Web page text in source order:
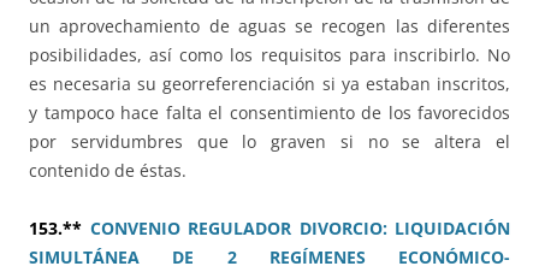
un aprovechamiento de aguas se recogen las diferentes
posibilidades, así como los requisitos para inscribirlo. No
es necesaria su georreferenciación si ya estaban inscritos,
y tampoco hace falta el consentimiento de los favorecidos
por servidumbres que lo graven si no se altera el
contenido de éstas.
153.** CONVENIO REGULADOR DIVORCIO: LIQUIDACIÓN
SIMULTÁNEA DE 2 REGÍMENES ECONÓMICO-